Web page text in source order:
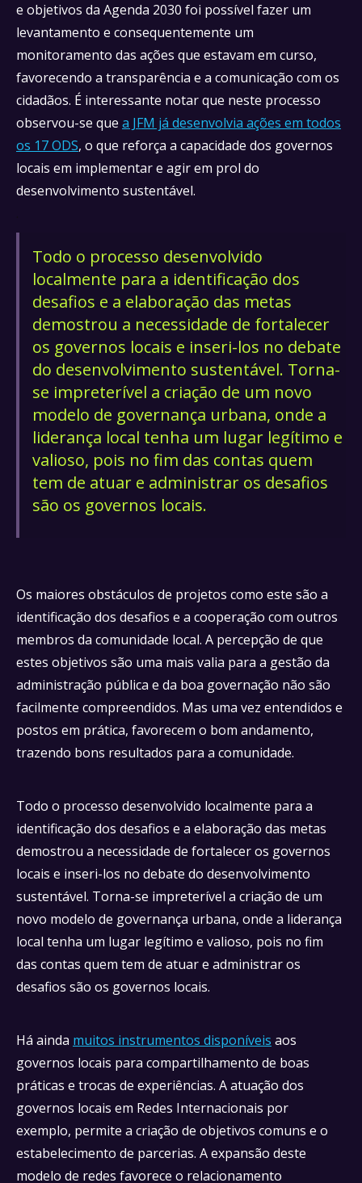
e objetivos da Agenda 2030 foi possível fazer um
levantamento e consequentemente um
monitoramento das ações que estavam em curso,
favorecendo a transparência e a comunicação com os
cidadãos. É interessante notar que neste processo
observou-se que a JFM já desenvolvia ações em todos
os 17 ODS, o que reforça a capacidade dos governos
locais em implementar e agir em prol do
desenvolvimento sustentável.
Todo o processo desenvolvido
localmente para a identificação dos
desafios e a elaboração das metas
demostrou a necessidade de fortalecer
os governos locais e inseri-los no debate
do desenvolvimento sustentável. Torna-
se impreterível a criação de um novo
modelo de governança urbana, onde a
liderança local tenha um lugar legítimo e
valioso, pois no fim das contas quem
tem de atuar e administrar os desafios
são os governos locais.
Os maiores obstáculos de projetos como este são a
identificação dos desafios e a cooperação com outros
membros da comunidade local. A percepção de que
estes objetivos são uma mais valia para a gestão da
administração pública e da boa governação não são
facilmente compreendidos. Mas uma vez entendidos e
postos em prática, favorecem o bom andamento,
trazendo bons resultados para a comunidade.
Todo o processo desenvolvido localmente para a
identificação dos desafios e a elaboração das metas
demostrou a necessidade de fortalecer os governos
locais e inseri-los no debate do desenvolvimento
sustentável. Torna-se impreterível a criação de um
novo modelo de governança urbana, onde a liderança
local tenha um lugar legítimo e valioso, pois no fim
das contas quem tem de atuar e administrar os
desafios são os governos locais.
Há ainda muitos instrumentos disponíveis aos
governos locais para compartilhamento de boas
práticas e trocas de experiências. A atuação dos
governos locais em Redes Internacionais por
exemplo, permite a criação de objetivos comuns e o
estabelecimento de parcerias. A expansão deste
modelo de redes favorece o relacionamento